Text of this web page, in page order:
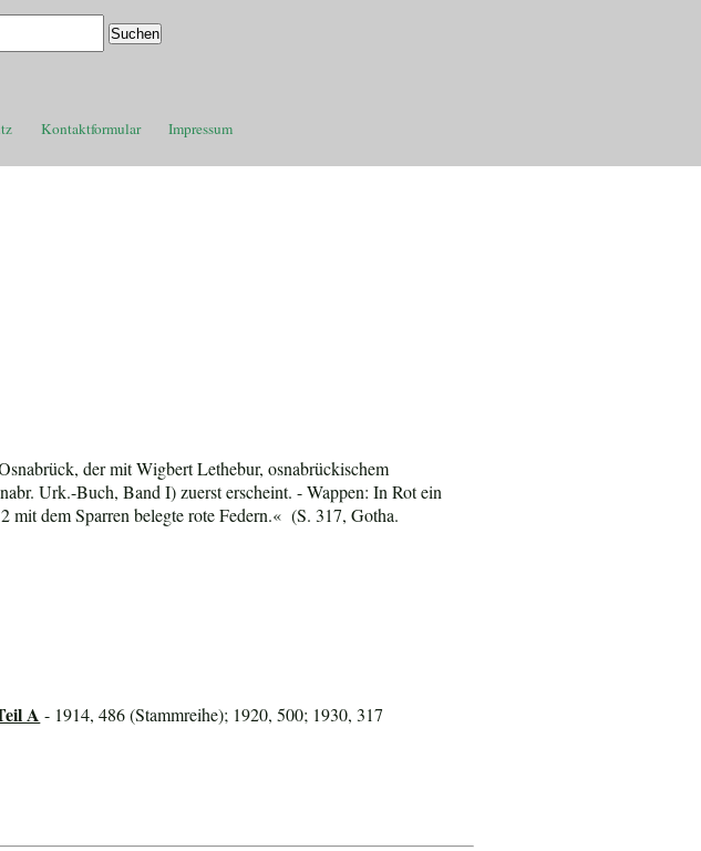
Kontaktformular Impressum
der mit Wigbert Lethebur, osnabrückischem
Urk.-Buch, Band I) zuerst erscheint. - Wappen: In Rot ein
dem Sparren belegte rote Federn.« (S. 317, Gotha.
A - 1914, 486 (Stammreihe); 1920, 500; 1930, 317